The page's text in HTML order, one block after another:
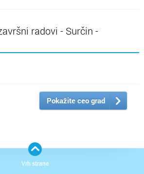
radovi - Surčin -
Pokažite ceo grad
Vrh strane